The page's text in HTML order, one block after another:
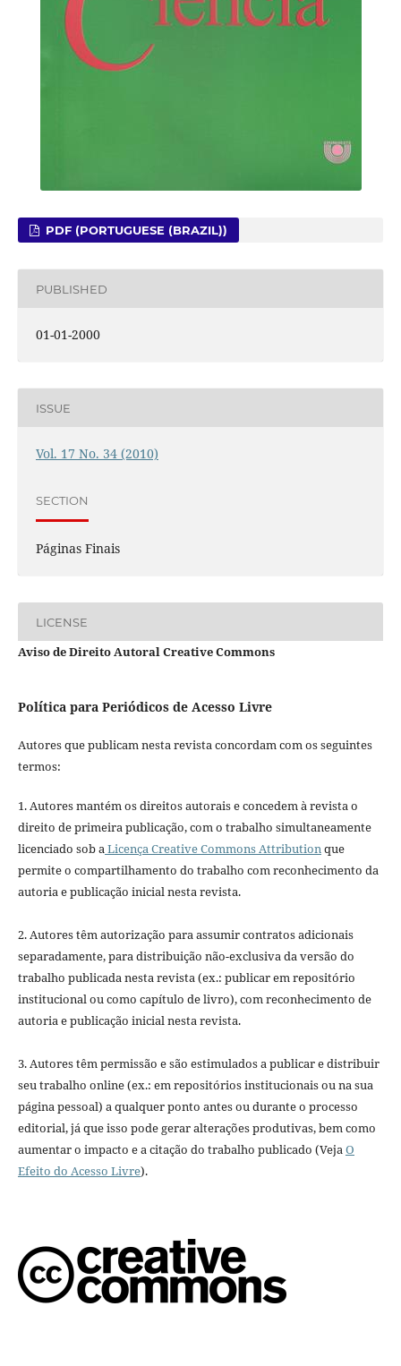
PDF (PORTUGUESE (BRAZIL))
PUBLISHED
01-01-2000
ISSUE
Vol. 17 No. 34 (2010)
SECTION
Páginas Finais
LICENSE
Aviso de Direito Autoral Creative Commons
Política para Periódicos de Acesso Livre
Autores que publicam nesta revista concordam com os seguintes
termos:
1. Autores mantém os direitos autorais e concedem à revista o
direito de primeira publicação, com o trabalho simultaneamente
licenciado sob aLicença Creative Commons Attributionque
permite o compartilhamento do trabalho com reconhecimento da
autoria e publicação inicial nesta revista.
2. Autores têm autorização para assumir contratos adicionais
separadamente, para distribuição não-exclusiva da versão do
trabalho publicada nesta revista (ex.: publicar em repositório
institucional ou como capítulo de livro), com reconhecimento de
autoria e publicação inicial nesta revista.
3. Autores têm permissão e são estimulados a publicar e distribuir
seu trabalho online (ex.: em repositórios institucionais ou na sua
página pessoal) a qualquer ponto antes ou durante o processo
editorial, já que isso pode gerar alterações produtivas, bem como
aumentar o impacto e a citação do trabalho publicado (VejaO
Efeito do Acesso Livre).